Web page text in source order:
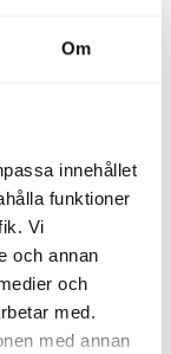
Om
innehållet
funktioner
Vi
och annan
och
med.
med annan
Fjällnäs
Trevlig helg!